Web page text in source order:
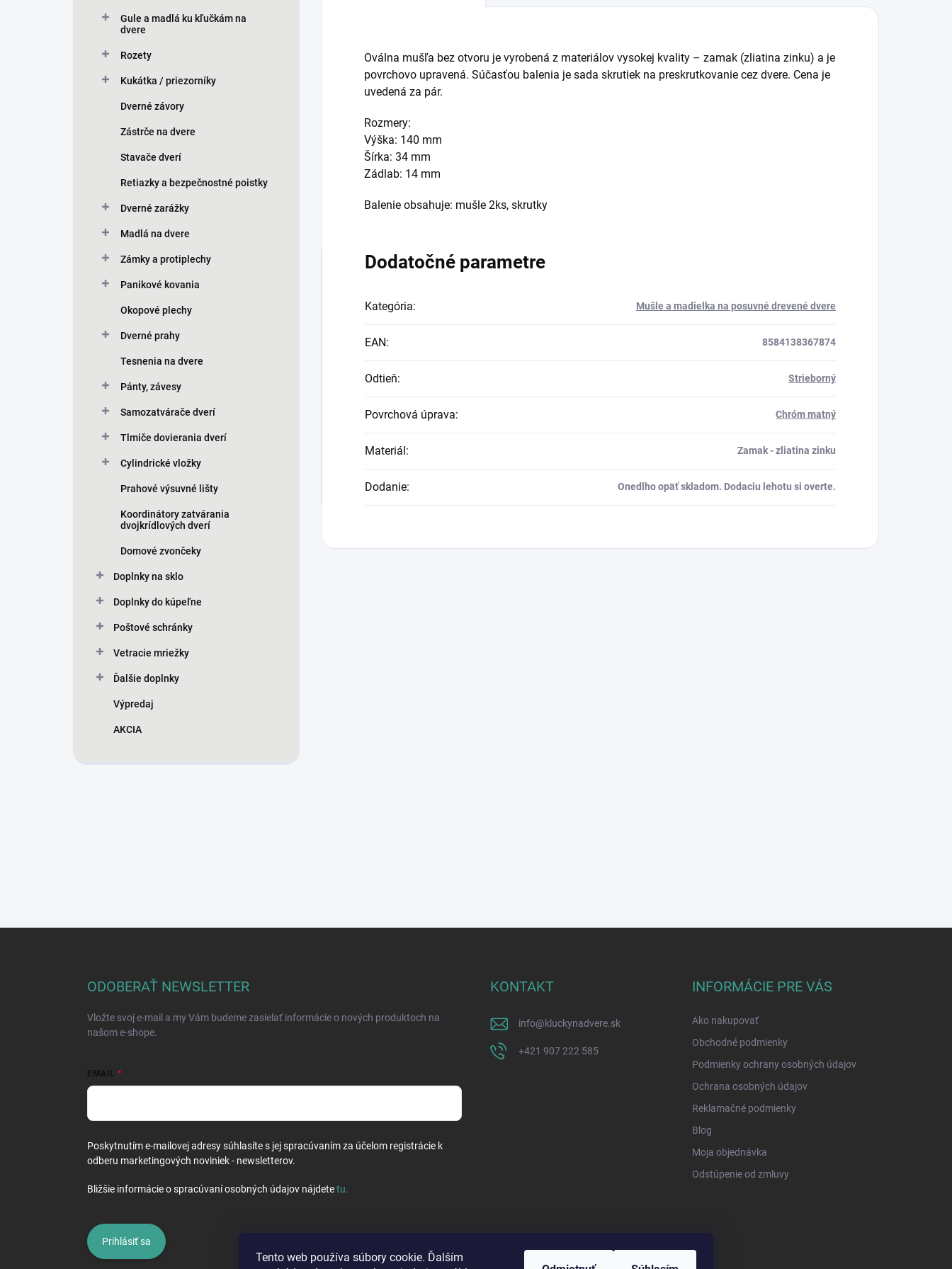
Tento web používa súbory cookie. Ďalším
Gule a madlá ku kľučkám na
dvere
Rozety
Kukátka / priezorníky
Dverné závory
Zástrče na dvere
Stavače dverí
Retiazky a bezpečnostné poistky
Dverné zarážky
Madlá na dvere
Zámky a protiplechy
Panikové kovania
Okopové plechy
Dverné prahy
Tesnenia na dvere
Pánty, závesy
Samozatvárače dverí
Tlmiče dovierania dverí
Cylindrické vložky
Prahové výsuvné lišty
Koordinátory zatvárania
dvojkrídlových dverí
Domové zvončeky
Doplnky na sklo
Doplnky do kúpeľne
Poštové schránky
Vetracie mriežky
Ďalšie doplnky
Výpredaj
AKCIA
Oválna mušľa bez otvoru je vyrobená z materiálov vysokej kvality – zamak (zliatina zinku) a je
povrchovo upravená. Súčasťou balenia je sada skrutiek na preskrutkovanie cez dvere. Cena je
uvedená za pár.
Rozmery:
Výška: 140 mm
Šírka: 34 mm
Zádlab: 14 mm
Balenie obsahuje: mušle 2ks, skrutky
Dodatočné parametre
Kategória: Mušle a madielka na posuvné drevené dvere
EAN: 8584138367874
Odtieň: Strieborný
Povrchová úprava: Chróm matný
Materiál: Zamak - zliatina zinku
Dodanie: Onedlho opäť skladom. Dodaciu lehotu si overte.
ODOBERAŤ NEWSLETTER
Vložte svoj e-mail a my Vám budeme zasielať informácie o nových produktoch na
našom e-shope.
EMAIL
Poskytnutím e-mailovej adresy súhlasíte s jej spracúvaním za účelom registrácie k
odberu marketingových noviniek - newsletterov.
Bližšie informácie o spracúvaní osobných údajov nájdetetu.
Prihlásiť sa
KONTAKT
info@kluckynadvere.sk
+421 907 222 585
INFORMÁCIE PRE VÁS
Ako nakupovať
Obchodné podmienky
Podmienky ochrany osobných údajov
Ochrana osobných údajov
Reklamačné podmienky
Blog
Moja objednávka
Odstúpenie od zmluvy